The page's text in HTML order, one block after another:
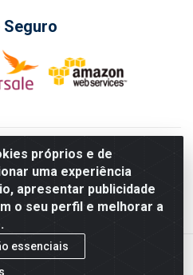
próprios e de
uma experiência
apresentar publicidade
o seu perfil e melhorar a
essenciais
Seguro
LTDA - Rod. Br-101 Sul, nº3700
CNPJ: 24.150.377/0001-95
KarneKeijo: PE, PB e RN.